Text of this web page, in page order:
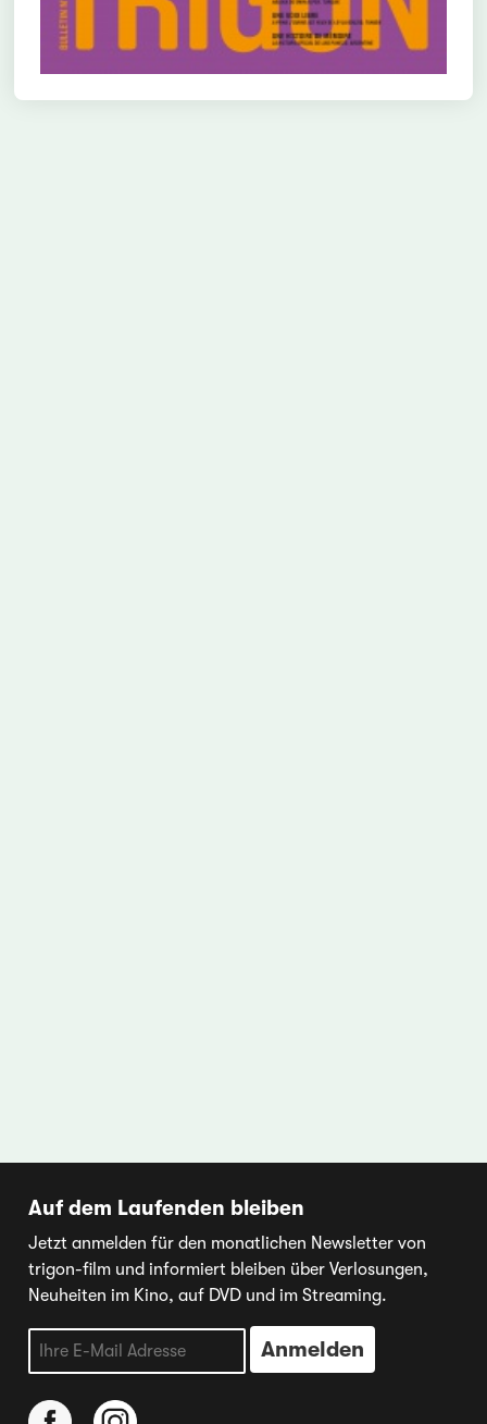
Auf dem Laufenden bleiben
Jetzt anmelden für den monatlichen Newsletter von
trigon-film und informiert bleiben über Verlosungen,
Neuheiten im Kino, auf DVD und im Streaming.